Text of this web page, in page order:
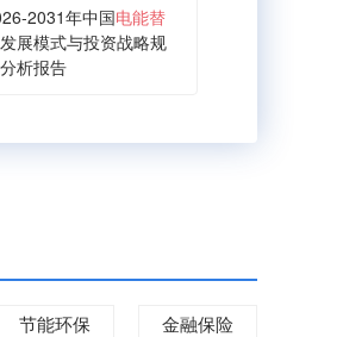
2031年中国电能替
发展模式与投资战略规
析报告
节能环保
金融保险